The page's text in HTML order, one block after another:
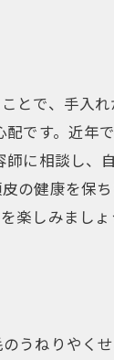
とで、手入
です。近年
に相談し、
の健康を保
楽しみましょ
うねりやく